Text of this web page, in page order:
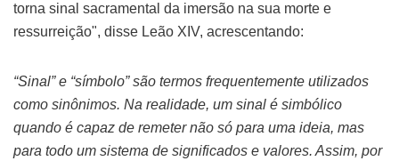
torna sinal sacramental da imersão na sua morte e
ressurreição", disse Leão XIV, acrescentando:
“Sinal” e “símbolo” são termos frequentemente utilizados
como sinônimos. Na realidade, um sinal é simbólico
quando é capaz de remeter não só para uma ideia, mas
para todo um sistema de significados e valores. Assim, por